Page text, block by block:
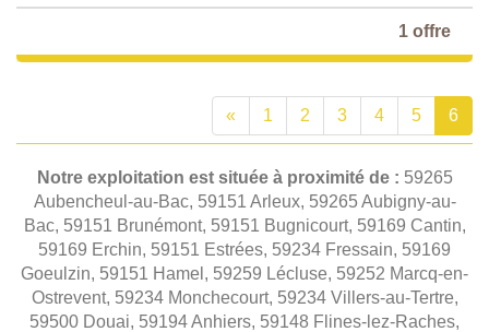
1 offre
« 1 2 3 4 5 6
Notre exploitation est située à proximité de : 59265
Aubencheul-au-Bac, 59151 Arleux, 59265 Aubigny-au-
Bac, 59151 Brunémont, 59151 Bugnicourt, 59169 Cantin,
59169 Erchin, 59151 Estrées, 59234 Fressain, 59169
Goeulzin, 59151 Hamel, 59259 Lécluse, 59252 Marcq-en-
Ostrevent, 59234 Monchecourt, 59234 Villers-au-Tertre,
59500 Douai, 59194 Anhiers, 59148 Flines-lez-Raches,